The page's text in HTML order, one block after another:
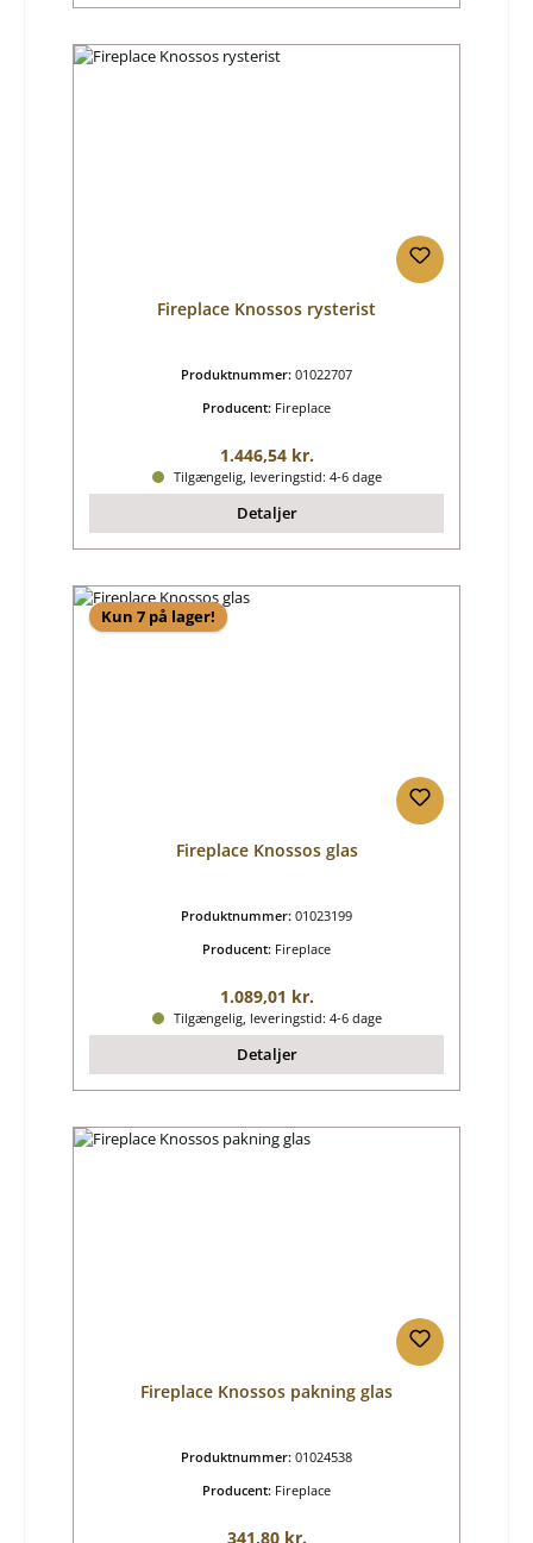
Fireplace Knossos rysterist
Produktnummer: 01022707
Producent: Fireplace
Almindelig pris:
1.446,54 kr.
Tilgængelig, leveringstid: 4-6 dage
Detaljer
Kun 7 på lager!
Fireplace Knossos glas
Produktnummer: 01023199
Producent: Fireplace
Almindelig pris:
1.089,01 kr.
Tilgængelig, leveringstid: 4-6 dage
Detaljer
Fireplace Knossos pakning glas
Produktnummer: 01024538
Producent: Fireplace
Almindelig pris:
341,80 kr.